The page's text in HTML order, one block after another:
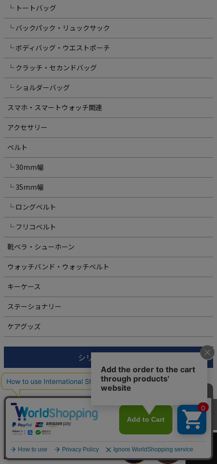
└ トートバッグ
└ バックパック・リュックサック
└ ボディバッグ・ウエストポーチ
└ クラッチ・セカンドバッグ
└ ショルダーバッグ
スマホ・スマートウォッチ関連
アクセサリー
ベルト
└ 30mm幅
└ 35mm幅
└ ロングベルト
└ フリコベルト
靴ベラ・シューホーン
ウォッチバンド・ウォッチベルト
キーケース
ステーショナリー
ケアグッズ
シリーズから探す
シリーズ一覧
Women's
商品カテゴリ
カートへ